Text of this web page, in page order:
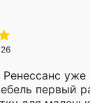
уже
первый